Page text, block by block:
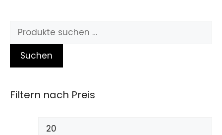
Suchen
Filtern nach Preis